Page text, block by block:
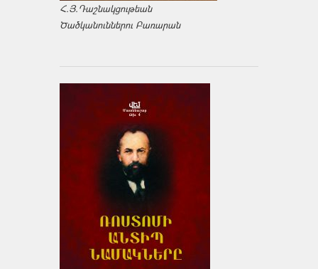
Հ.Յ.Դաշնակցութեան
Ծածկանուններու Բառարան